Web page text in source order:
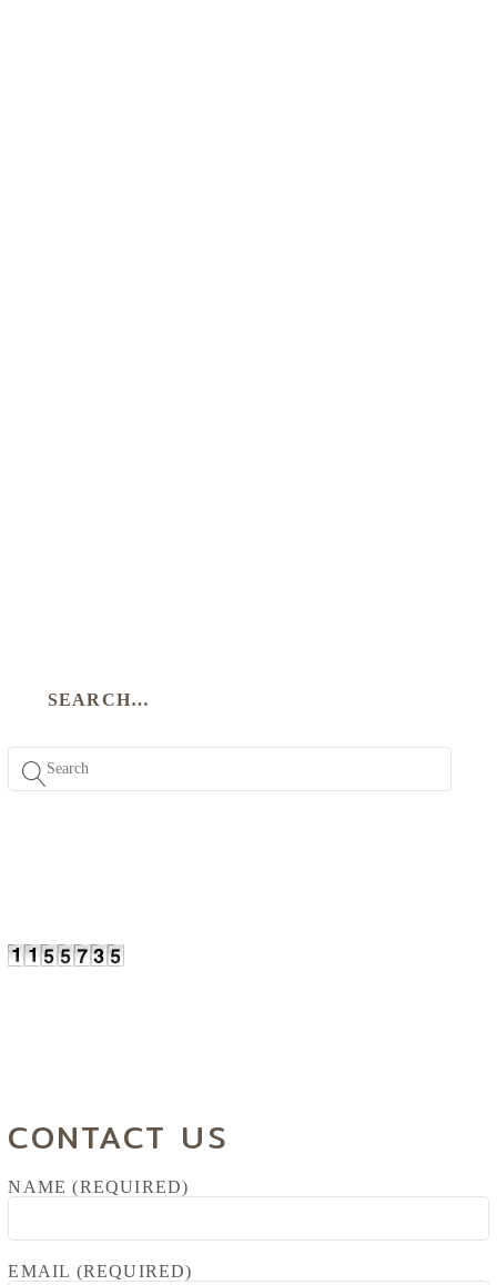
SEARCH…
CONTACT US
NAME (REQUIRED)
EMAIL (REQUIRED)